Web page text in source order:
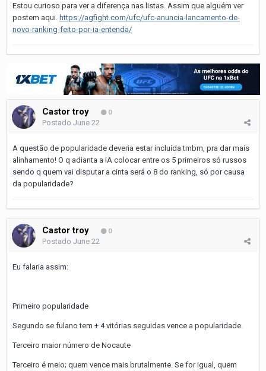
Estou curioso para ver a diferença nas listas. Assim que alguém ver
postem aqui. https://agfight.com/ufc/ufc-anuncia-lancamento-de-
novo-ranking-feito-por-ia-entenda/
Castor troy 0
Postado June 22
A questão de popularidade deveria estar incluída tmbm, pra dar mais
alinhamento! O q adianta a IA colocar entre os 5 primeiros só russos
sendo q quem vai disputar a cinta será o 8 do ranking, só por causa
da popularidade?
Castor troy 0
Postado June 22
Eu falaria assim:
Primeiro popularidade
Segundo se fulano tem + 4 vitórias seguidas vence a popularidade.
Terceiro maior número de Nocaute
Terceiro é meio; quem vence mais brutalmente. Se for igual, quem